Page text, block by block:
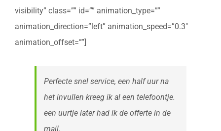
visibility” class=”” id=”” animation_type=””
animation_direction=”left” animation_speed=”0.3″
animation_offset=””]
Perfecte snel service, een half uur na
het invullen kreeg ik al een telefoontje.
een uurtje later had ik de offerte in de
mail.